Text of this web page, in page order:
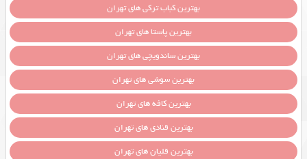
بهترین کباب ترکی های تهران
بهترین پاستا های تهران
بهترین ساندویچی های تهران
بهترین سوشی های تهران
بهترین کافه های تهران
بهترین قنادی های تهران
بهترین قلیان های تهران